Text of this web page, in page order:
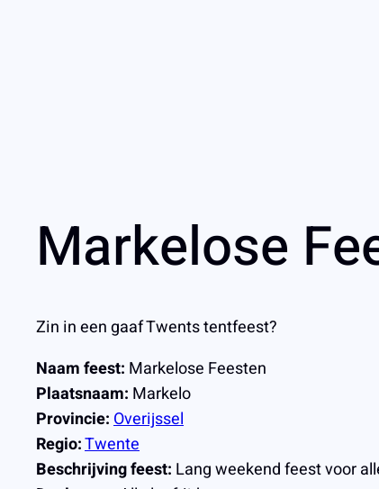
Markelose
Zin in een gaaf Twents tentfeest?
Naam feest: Markelose Feesten
Plaatsnaam: Markelo
Provincie:Overijssel
Regio:Twente
Beschrijving feest: Lang weekend feest voor